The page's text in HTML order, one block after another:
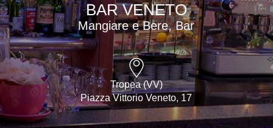
BAR VENETO
Mangiare e Bere, Bar
Tropea (VV)
Piazza Vittorio Veneto, 17